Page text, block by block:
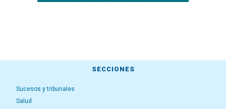
SECCIONES
Sucesos y tribunales
Salud